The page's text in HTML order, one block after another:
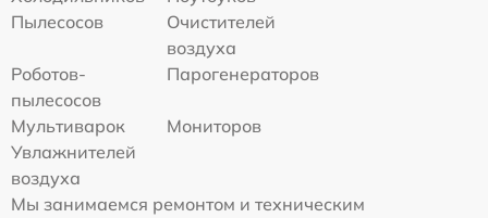
Пылесосов
Очистителей
воздуха
Роботов-
пылесосов
Парогенераторов
Мультиварок
Мониторов
Увлажнителей
воздуха
Мы занимаемся ремонтом и техническим